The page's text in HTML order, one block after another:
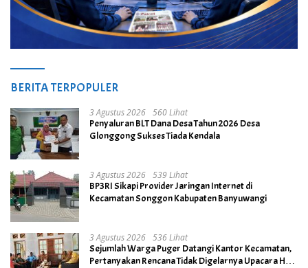
BERITA TERPOPULER
3 Agustus 2026 560 Lihat
Penyaluran BLT Dana Desa Tahun 2026 Desa
Glonggong Sukses Tiada Kendala
3 Agustus 2026 539 Lihat
BP3RI Sikapi Provider Jaringan Internet di
Kecamatan Songgon Kabupaten Banyuwangi
3 Agustus 2026 536 Lihat
Sejumlah Warga Puger Datangi Kantor Kecamatan,
Pertanyakan Rencana Tidak Digelarnya Upacara HUT